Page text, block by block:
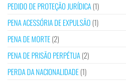
PEDIDO DE PROTEÇÃO JURÍDICA(1)
PENA ACESSÓRIA DE EXPULSÃO (1)
PENA DE MORTE(2)
PENA DE PRISÃO PERPÉTUA(2)
PERDA DA NACIONALIDADE(1)